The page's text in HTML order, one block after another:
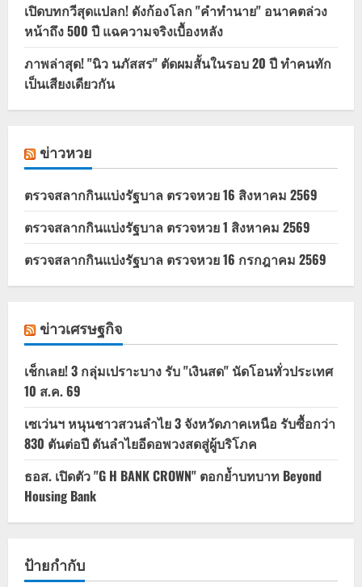
เปิดบทกวีสุดแปลก! ดังก้องโลก "คำทำนาย" อนาคตล่วง
หน้าถึง 500 ปี แฉความจริงเบื้องหลัง
ภาพล่าสุด! "นิว นภัสสร" ตัดผมสั้นในรอบ 20 ปี ทำคนทัก
เป็นเสียงเดียวกัน
ข่าวหวย
ตรวจสลากกินแบ่งรัฐบาล ตรวจหวย 16 สิงหาคม 2569
ตรวจสลากกินแบ่งรัฐบาล ตรวจหวย 1 สิงหาคม 2569
ตรวจสลากกินแบ่งรัฐบาล ตรวจหวย 16 กรกฎาคม 2569
ข่าวเศรษฐกิจ
เช็กเลย! 3 กลุ่มเปราะบาง รับ "เงินสด" นัดโอนทั่วประเทศ
10 ส.ค. 69
เซเว่นฯ หนุนชาวสวนลำไย 3 จังหวัดภาคเหนือ รับซื้อกว่า
830 ตันต่อปี ดันลำไยอีดอพวงสดสู่ผู้บริโภค
ธอส. เปิดตัว "G H BANK CROWN" ตอกย้ำบทบาท Beyond
Housing Bank
ป้ายกำกับ